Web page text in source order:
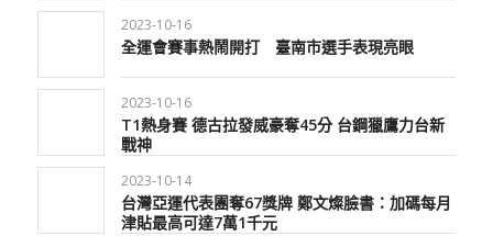
2023-10-16
全運會賽事熱鬧開打 臺南市選手表現亮眼
2023-10-16
T1熱身賽 德古拉發威豪奪45分 台鋼獵鷹力台新
戰神
2023-10-14
台灣亞運代表團奪67獎牌 鄭文燦臉書：加碼每月
津貼最高可達7萬1千元